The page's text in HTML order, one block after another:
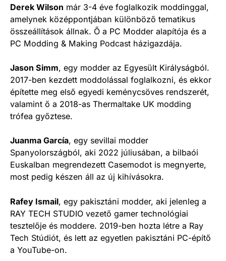
Derek Wilson már 3-4 éve foglalkozik moddinggal,
amelynek középpontjában különböző tematikus
összeállítások állnak. Ő a PC Modder alapítója és a
PC Modding & Making Podcast házigazdája.
Jason Simm, egy modder az Egyesült Királyságból.
2017-ben kezdett moddolással foglalkozni, és ekkor
építette meg első egyedi keménycsöves rendszerét,
valamint ő a 2018-as Thermaltake UK modding
trófea győztese.
Juanma García, egy sevillai modder
Spanyolországból, aki 2022 júliusában, a bilbaói
Euskalban megrendezett Casemodot is megnyerte,
most pedig készen áll az új kihívásokra.
Rafey Ismail, egy pakisztáni modder, aki jelenleg a
RAY TECH STUDIO vezető gamer technológiai
tesztelője és moddere. 2019-ben hozta létre a Ray
Tech Stúdiót, és lett az egyetlen pakisztáni PC-építő
a YouTube-on.